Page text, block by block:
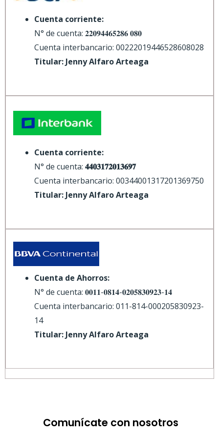
Cuenta corriente:
N° de cuenta: 𝟐𝟐𝟎𝟗𝟒𝟒𝟔𝟓𝟐𝟖𝟔 𝟎𝟖𝟎
Cuenta interbancario: 00222019446528608028
Titular: Jenny Alfaro Arteaga
Cuenta corriente:
N° de cuenta: 𝟒𝟒𝟎𝟑𝟏𝟕𝟐𝟎𝟏𝟑𝟔𝟗𝟕
Cuenta interbancario: 00344001317201369750
Titular: Jenny Alfaro Arteaga
Cuenta de Ahorros:
N° de cuenta: 𝟎𝟎𝟏𝟏-𝟎𝟖𝟏𝟒-𝟎𝟐𝟎𝟓𝟖𝟑𝟎𝟗𝟐𝟑-𝟏𝟒
Cuenta interbancario: 011-814-000205830923-
14
Titular: Jenny Alfaro Arteaga
Comunícate con nosotros